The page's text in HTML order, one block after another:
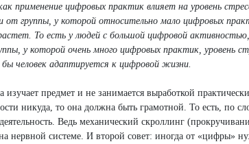
применение цифровых практик влияет на уровень
от группы, у которой относительно мало цифровых
То есть у людей с большой цифровой
у которой очень много цифровых практик, уровень
человек адаптируется к цифровой жизни.
предмет и не занимается выработкой
никуда, то она должна быть грамотной. То есть, по
Ведь механический скроллинг
на нервной системе. И второй совет: иногда от